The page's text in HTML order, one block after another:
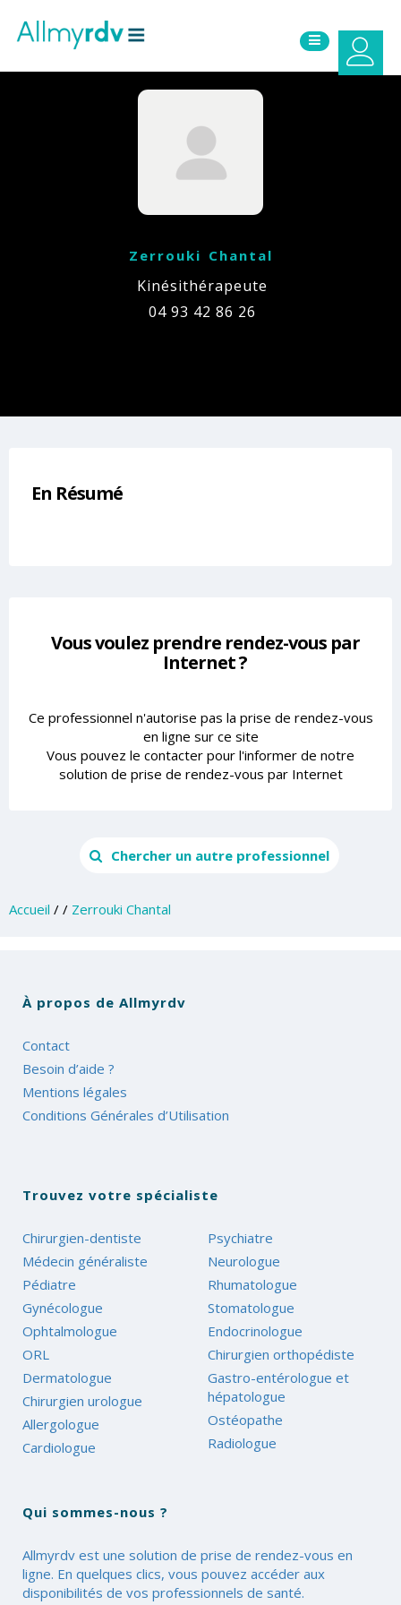
Zerrouki Chantal
Kinésithérapeute
04 93 42 86 26
En Résumé
Vous voulez prendre rendez-vous par
Internet ?
Ce professionnel n'autorise pas la prise de rendez-vous
en ligne sur ce site
Vous pouvez le contacter pour l'informer de notre
solution de prise de rendez-vous par Internet
Chercher un autre professionnel
Accueil / / Zerrouki Chantal
À propos de Allmyrdv
Contact
Besoin d’aide ?
Mentions légales
Conditions Générales d’Utilisation
Trouvez votre spécialiste
Chirurgien-dentiste
Médecin généraliste
Pédiatre
Gynécologue
Ophtalmologue
ORL
Dermatologue
Chirurgien urologue
Allergologue
Cardiologue
Psychiatre
Neurologue
Rhumatologue
Stomatologue
Endocrinologue
Chirurgien orthopédiste
Gastro-entérologue et
hépatologue
Ostéopathe
Radiologue
Qui sommes-nous ?
Allmyrdv est une solution de prise de rendez-vous en
ligne. En quelques clics, vous pouvez accéder aux
disponibilités de vos professionnels de santé.